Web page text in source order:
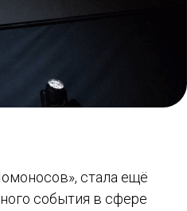
стала ещё
события в сфере